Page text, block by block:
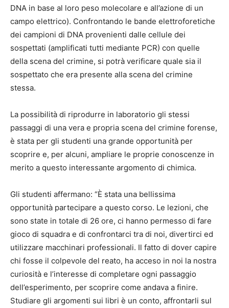
DNA in base al loro peso molecolare e all’azione di un
campo elettrico). Confrontando le bande elettroforetiche
dei campioni di DNA provenienti dalle cellule dei
sospettati (amplificati tutti mediante PCR) con quelle
della scena del crimine, si potrà verificare quale sia il
sospettato che era presente alla scena del crimine
stessa.
La possibilità di riprodurre in laboratorio gli stessi
passaggi di una vera e propria scena del crimine forense,
è stata per gli studenti una grande opportunità per
scoprire e, per alcuni, ampliare le proprie conoscenze in
merito a questo interessante argomento di chimica.
Gli studenti affermano: “È stata una bellissima
opportunità partecipare a questo corso. Le lezioni, che
sono state in totale di 26 ore, ci hanno permesso di fare
gioco di squadra e di confrontarci tra di noi, divertirci ed
utilizzare macchinari professionali. Il fatto di dover capire
chi fosse il colpevole del reato, ha acceso in noi la nostra
curiosità e l’interesse di completare ogni passaggio
dell’esperimento, per scoprire come andava a finire.
Studiare gli argomenti sui libri è un conto, affrontarli sul